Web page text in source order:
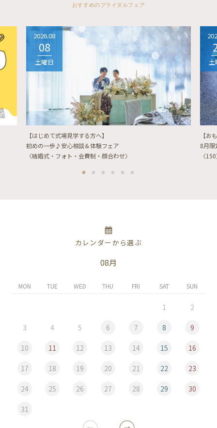
おすすめのブライダルフェア
2026.08
08
土曜日
【はじめて式場見学する方へ】
初めの一歩♪安心相談＆体験フェア
〈結婚式・フォト・会費制・顔合わせ〉
土
【お
8月限
〈
カレンダーから選ぶ
08月
MON TUE WED THU FRI SAT SUN
1 2
3 4 5 6 7 8 9
10 11 12 13 14 15 16
17 18 19 20 21 22 23
24 25 26 27 28 29 30
31